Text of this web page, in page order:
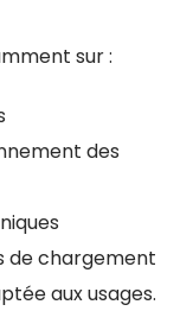
sur :
des
de chargement
aux usages.